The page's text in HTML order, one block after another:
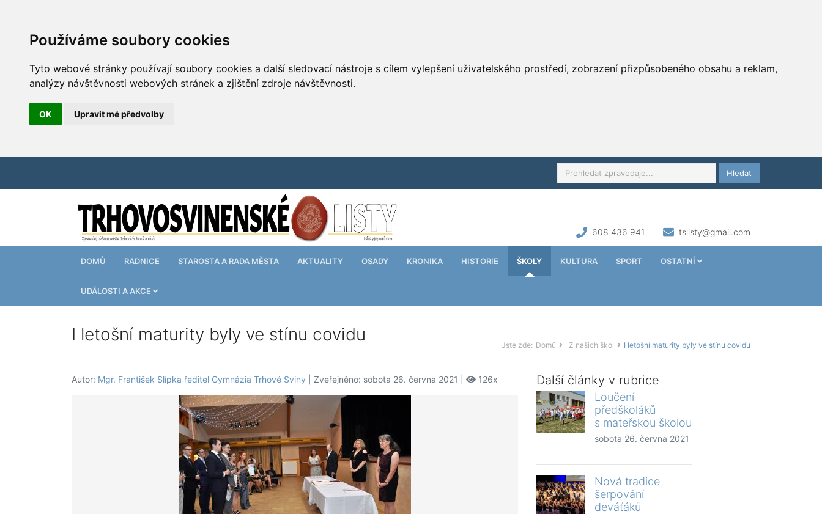
Používáme soubory cookies
Tyto webové stránky používají soubory cookies a další sledovací nástroje s cílem vylepšení uživatelského prostředí, zobrazení přizpůsobeného obsahu a reklam,
analýzy návštěvnosti webových stránek a zjištění zdroje návštěvnosti.
OK Upravit mé předvolby
Hledat
608 436 941 tslisty@gmail.com
DOMŮ RADNICE STAROSTA A RADA MĚSTA AKTUALITY OSADY KRONIKA HISTORIE ŠKOLY KULTURA SPORT OSTATNÍ
UDÁLOSTI A AKCE
I letošní maturity byly ve stínu covidu
Jste zde: Domů Z našich škol I letošní maturity byly ve stínu covidu
Autor: Mgr. František Slípka ředitel Gymnázia Trhové Sviny | Zveřejněno: sobota 26. června 2021 | 126x Další články v rubrice
Loučení
předškoláků
s mateřskou školou
sobota 26. června 2021
Nová tradice
šerpování
deváťáků